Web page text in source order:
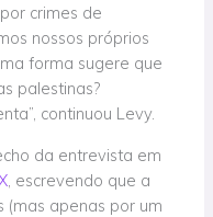
crimes de
nossos próprios
forma sugere que
palestinas?
continuou Levy.
da entrevista em
, escrevendo que a
(mas apenas por um